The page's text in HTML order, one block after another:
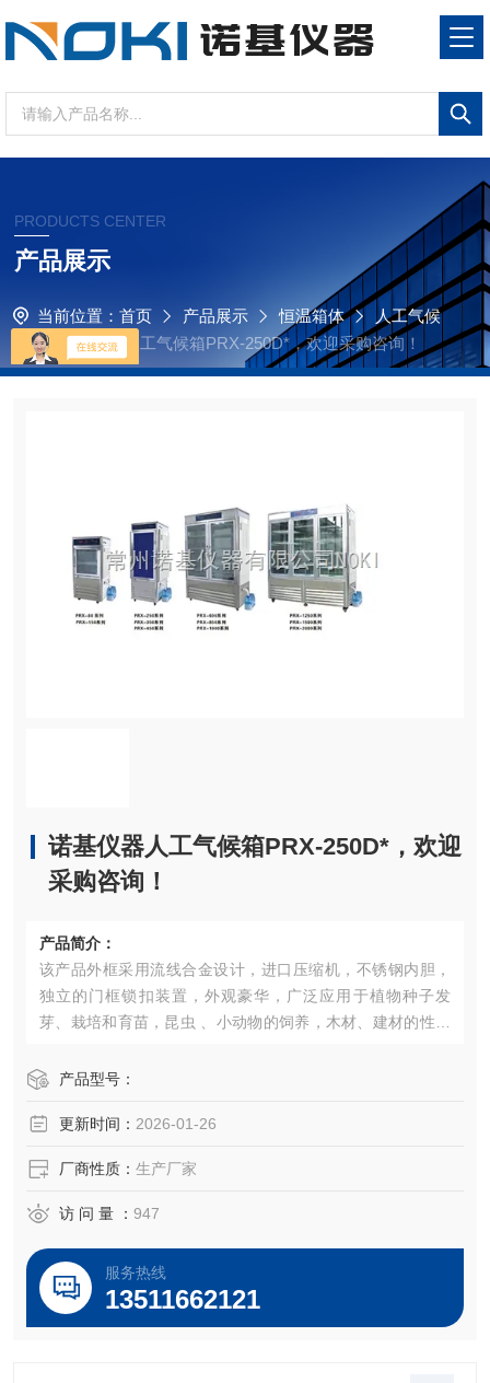
PRODUCTS CENTER
产品展示
当前位置： 首页 产品展示 恒温箱体
人工气候
诺基仪器人工气候箱PRX-250D*，欢迎采购咨询！
诺基仪器人工气候箱PRX-250D*，欢迎
采购咨询！
产品简介：
该产品外框采用流线合金设计，进口压缩机，不锈钢内胆，
独立的门框锁扣装置，外观豪华，广泛应用于植物种子发
芽、栽培和育苗，昆虫 、小动物的饲养，木材、建材的性能
制）。产品型号：
更新时间： 2026-01-26
厂商性质： 生产厂家
访 问 量 ： 947
服务热线
13511662121